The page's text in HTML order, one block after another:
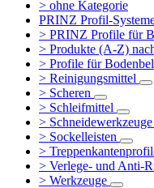
> ohne Kategorie
PRINZ Profil-
> PRINZ Profile für
> Produkte (A-Z)
> Profile für
> Reinigungsmittel
> Scheren
> Schleifmittel
> Schneidewerkzeuge
> Sockelleisten
>
> Verlege- und Anti-
> Werkzeuge